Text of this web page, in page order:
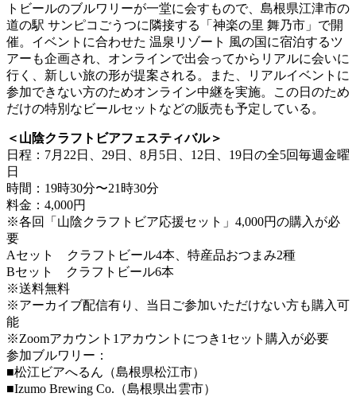
トビールのブルワリーが一堂に会すもので、島根県江津市の
道の駅 サンピコごうつに隣接する「神楽の里 舞乃市」で開
催。イベントに合わせた 温泉リゾート 風の国に宿泊するツ
アーも企画され、オンラインで出会ってからリアルに会いに
行く、新しい旅の形が提案される。また、リアルイベントに
参加できない方のためオンライン中継を実施。この日のため
だけの特別なビールセットなどの販売も予定している。
＜山陰クラフトビアフェスティバル＞
日程：7月22日、29日、8月5日、12日、19日の全5回毎週金曜
日
時間：19時30分〜21時30分
料金：4,000円
※各回「山陰クラフトビア応援セット」4,000円の購入が必
要
Aセット クラフトビール4本、特産品おつまみ2種
Bセット クラフトビール6本
※送料無料
※アーカイブ配信有り、当日ご参加いただけない方も購入可
能
※Zoomアカウント1アカウントにつき1セット購入が必要
参加ブルワリー：
■松江ビアへるん（島根県松江市）
■Izumo Brewing Co.（島根県出雲市）